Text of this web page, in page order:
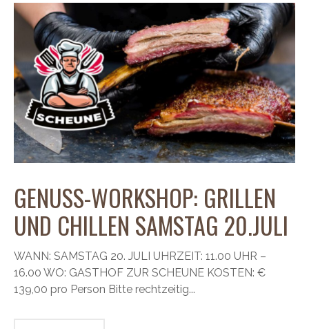
GENUSS-WORKSHOP: GRILLEN
UND CHILLEN SAMSTAG 20.JULI
WANN: SAMSTAG 20. JULI UHRZEIT: 11.00 UHR –
16.00 WO: GASTHOF ZUR SCHEUNE KOSTEN: €
139,00 pro Person Bitte rechtzeitig...